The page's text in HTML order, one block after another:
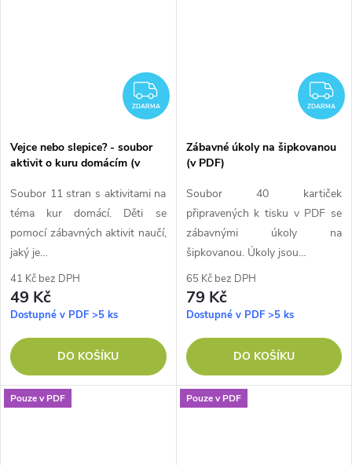
ZDARMA
ZDARMA
Vejce nebo slepice? - soubor
aktivit o kuru domácím (v
Soubor 11 stran s aktivitami na
téma kur domácí. Děti se
pomocí zábavných aktivit naučí,
jaký je…
41 Kč bez DPH
49 Kč
Dostupné v PDF >5 ks
DO KOŠÍKU
ZDARMA
Zábavné úkoly na šipkovanou
(v PDF)
Soubor 40 kartiček
připravených k tisku v PDF se
zábavnými úkoly na
šipkovanou. Úkoly jsou…
65 Kč bez DPH
79 Kč
Dostupné v PDF >5 ks
DO KOŠÍKU
Pouze v PDF Pouze v PDF